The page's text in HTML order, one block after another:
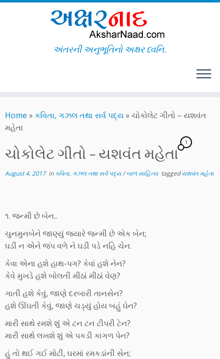
to
content
અંતરની અનુભૂતિનો અક્ષર ધ્વનિ..
Home » કવિતા, ગઝલ તથા સર્વ પદ્ય» ચોકોલેટ ગીતો – યશવંત
મહેતા
ચોકોલેટ ગીતો – યશવંત મહેતા
1
August 4, 2017inકવિતા, ગઝલ તથા સર્વ પદ્ય/બાળ સાહિત્ય taggedયશવંત મહેતા
૧. જન્મી છે બેન..
ચુનમુનબેને જાણ્યું જ્યારે જન્મી છે એક બેન;
ઘડી ન એને જંપ વળે ને ઘડી પડે નહિ ચેન.
કેવા એના હશે હાથ-પગ? કેવાં હશે નેન?
કેવે મુખડે હશે બોલતી મીઠાં મીઠાં વેણ?
ગાતી હશે કેવું, જાણે દરબારી તાનસેન?
હશે ઊંઘતી કેવું, જાણે ચડ્યું હોય બહું ઘેન?
મારી સાથે રમશે શું એ ટન ટન ટીપરી ટેન?
મારી સાથે લખશે શું એ પકડી કાગળ પેન?
હું તો થઈ ગઈ મોટી, ઘરમાં રમકડાંની સેન;